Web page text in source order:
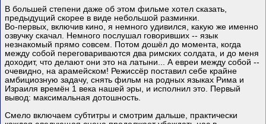
В большей степени даже об этом фильме хотел сказать,
предыдущий скорее в виде небольшой разминки.
Во-первых, включив кино, я немного удивился, какую же именно
озвучку скачал. Немного послушал говоривших -- язык
незнакомый прямо совсем. Потом дошёл до момента, когда
между собой переговариваются два римских солдата, и до меня
доходит, что делают они это на латыни... А евреи между собой --
очевидно, на арамейском! Режиссёр поставил себе крайне
амбициозную задачу, снять фильм на родных языках Рима и
Израиля времён 1 века нашей эры, и исполнил это. Первый
вывод: максимальная дотошность.
Смело включаем субтитры и смотрим дальше, практически